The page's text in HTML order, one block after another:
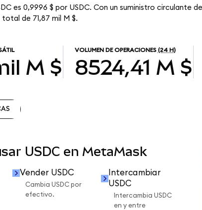
es 0,9996 $ por USDC. Con un suministro circulante
de 71,87 mil M $.
M $
VOLUMEN DE OPERACIONES (24 H)
8524,41 M $
USDC en MetaMask
Vender USDC
Cambia USDC por
efectivo.
Intercambiar
USDC
Intercambia USDC
en y entre